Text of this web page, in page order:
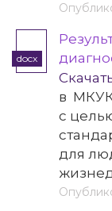
docx
в МКУК
с
для